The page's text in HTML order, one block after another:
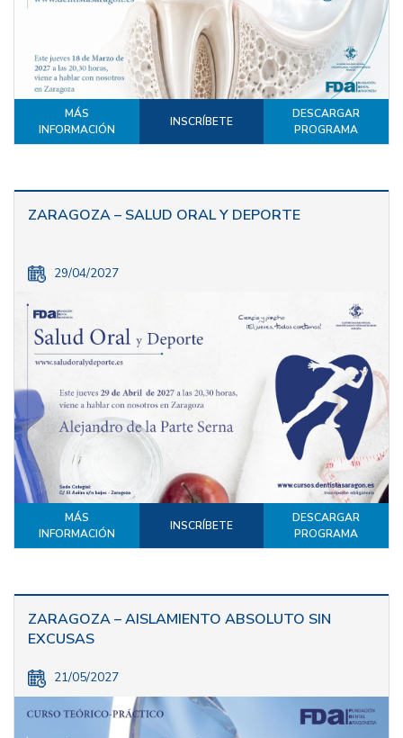
MÁS
INFORMACIÓN
INSCRÍBETE
DESCARGAR
PROGRAMA
ZARAGOZA – SALUD ORAL Y DEPORTE
29/04/2027
MÁS
INFORMACIÓN
INSCRÍBETE
DESCARGAR
PROGRAMA
ZARAGOZA – AISLAMIENTO ABSOLUTO SIN
EXCUSAS
21/05/2027